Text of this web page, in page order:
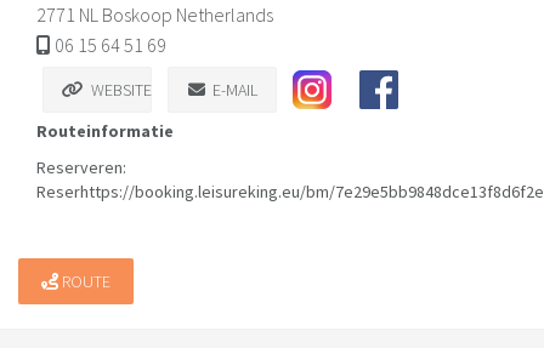
2771 NL Boskoop Netherlands
06 15 64 51 69
WEBSITE
E-MAIL
Routeinformatie
Reserveren:
Reserhttps://booking.leisureking.eu/bm/
ROUTE